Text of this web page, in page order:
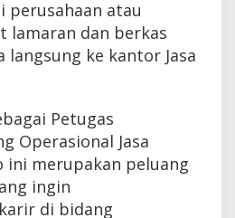
perusahaan atau
lamaran dan berkas
langsung ke kantor Jasa
Petugas
Operasional Jasa
ini merupakan peluang
ingin
di bidang